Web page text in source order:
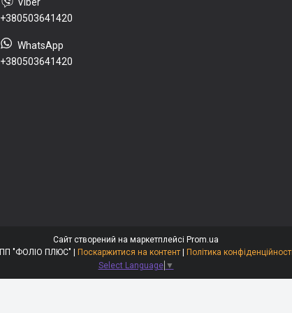
+380503641420
+380503641420
Сайт створений на маркетплейсі Prom.ua
Поскаржитися на контент
Політика
Select Language ▼